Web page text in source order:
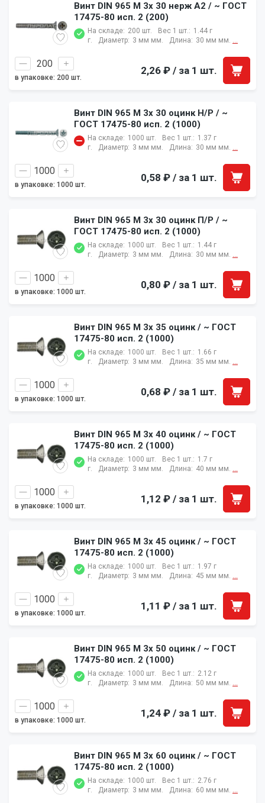
Винт DIN 965 M 3x 30 нерж A2 / ~ ГОСТ
17475-80 исп. 2 (200)
На складе: 200 шт. Вес 1 шт.: 1.44 г
г.
Диаметр: 3 мм мм. Длина: 30 мм мм. ...
в упаковке: 200 шт.
2,26 ₽ / за 1 шт.
Винт DIN 965 M 3x 30 оцинк Н/Р / ~
ГОСТ 17475-80 исп. 2 (1000)
На складе: 1000 шт. Вес 1 шт.: 1.37 г
г.
Диаметр: 3 мм мм. Длина: 30 мм мм. ...
в упаковке: 1000 шт.
0,58 ₽ / за 1 шт.
Винт DIN 965 M 3x 30 оцинк П/Р / ~
ГОСТ 17475-80 исп. 2 (1000)
На складе: 1000 шт. Вес 1 шт.: 1.44 г
г.
Диаметр: 3 мм мм. Длина: 30 мм мм. ...
в упаковке: 1000 шт.
0,80 ₽ / за 1 шт.
Винт DIN 965 M 3x 35 оцинк / ~ ГОСТ
17475-80 исп. 2 (1000)
На складе: 1000 шт. Вес 1 шт.: 1.66 г
г.
Диаметр: 3 мм мм. Длина: 35 мм мм. ...
в упаковке: 1000 шт.
0,68 ₽ / за 1 шт.
Винт DIN 965 M 3x 40 оцинк / ~ ГОСТ
17475-80 исп. 2 (1000)
На складе: 1000 шт. Вес 1 шт.: 1.7 г
г.
Диаметр: 3 мм мм. Длина: 40 мм мм. ...
в упаковке: 1000 шт.
1,12 ₽ / за 1 шт.
Винт DIN 965 M 3x 45 оцинк / ~ ГОСТ
17475-80 исп. 2 (1000)
На складе: 1000 шт. Вес 1 шт.: 1.97 г
г.
Диаметр: 3 мм мм. Длина: 45 мм мм. ...
в упаковке: 1000 шт.
1,11 ₽ / за 1 шт.
Винт DIN 965 M 3x 50 оцинк / ~ ГОСТ
17475-80 исп. 2 (1000)
На складе: 1000 шт. Вес 1 шт.: 2.12 г
г.
Диаметр: 3 мм мм. Длина: 50 мм мм. ...
в упаковке: 1000 шт.
1,24 ₽ / за 1 шт.
Винт DIN 965 M 3x 60 оцинк / ~ ГОСТ
17475-80 исп. 2 (1000)
На складе: 1000 шт. Вес 1 шт.: 2.76 г
г.
Диаметр: 3 мм мм. Длина: 60 мм мм. ...